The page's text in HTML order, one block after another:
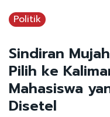
Politik
Sindiran
Pilih ke
Mahasiswa
Disetel